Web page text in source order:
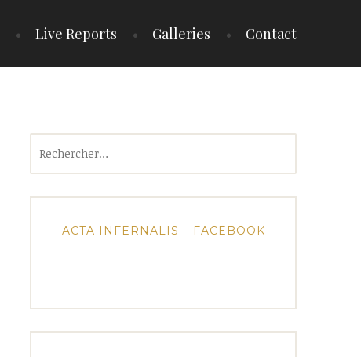
Live Reports Galleries Contact
ACTA INFERNALIS – FACEBOOK